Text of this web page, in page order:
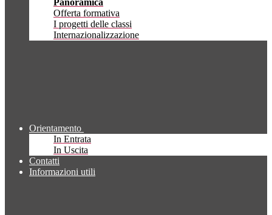
Panoramica
Offerta formativa
I progetti delle classi
Internazionalizzazione
Orientamento
In Entrata
In Uscita
Contatti
Informazioni utili